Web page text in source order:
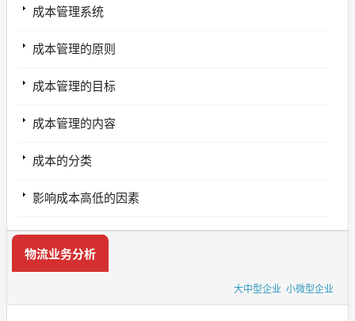
成本管理系统
成本管理的原则
成本管理的目标
成本管理的内容
成本的分类
影响成本高低的因素
物流业务分析
大中型企业 小微型企业